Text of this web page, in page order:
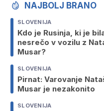
NAJBOLJ BRANO
SLOVENIJA
Kdo je Rusinja, ki je
nesrečo v vozilu z
Musar?
SLOVENIJA
Pirnat: Varovanje
Musar je nezakonito
SLOVENIJA